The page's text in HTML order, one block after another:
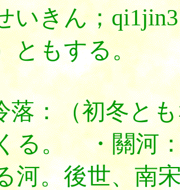
いきん；
ともする。
：（初冬と
る。 ・關河
河。後世、南